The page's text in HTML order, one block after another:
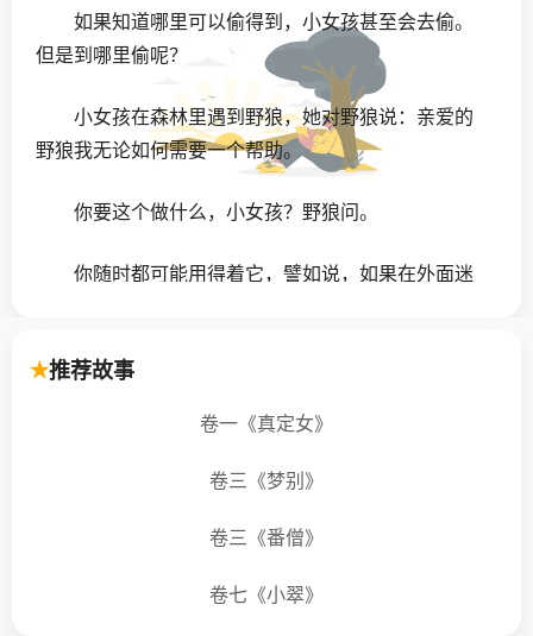
如果知道哪里可以偷得到，小女孩甚至会去偷。
但是到哪里偷呢？
小女孩在森林里遇到野狼，她对野狼说：亲爱的
野狼我无论如何需要一个帮助。
你要这个做什么，小女孩？野狼问。
你随时都可能用得着它，譬如说，如果在外面迷
说的也对。那你现在要到哪里去？野狼说。
随便到哪儿，小女孩大声说。
野狼清一清喉咙，随便哪儿，这倒容易找而且也
不会错过。但是你只有两条腿，这有点困难。
小女孩问：那我该怎么办？
推荐故事
卷一《真定女》
卷三《梦别》
卷三《番僧》
卷七《小翠》